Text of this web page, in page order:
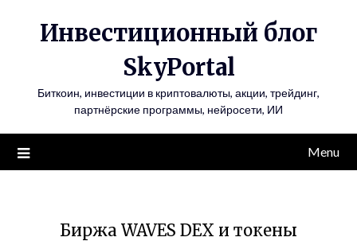
Инвестиционный блог
SkyPortal
Биткоин, инвестиции в криптовалюты, акции, трейдинг,
партнёрские программы, нейросети, ИИ
Menu
Биржа WAVES DEX и токены